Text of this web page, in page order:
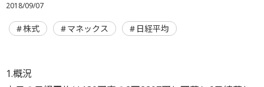
2018/09/07
株式 マネックス 日経平均
1.概況